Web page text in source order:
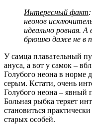
Интересный факт
неонов
идеально ровная. А
брюшко даже не в
У самца плавательный
ануса, а вот у самок –
Голубого неона в
серым. Кстати, очень
Голубого неона – явный
Больная рыбка теряет
становиться
старых особей.